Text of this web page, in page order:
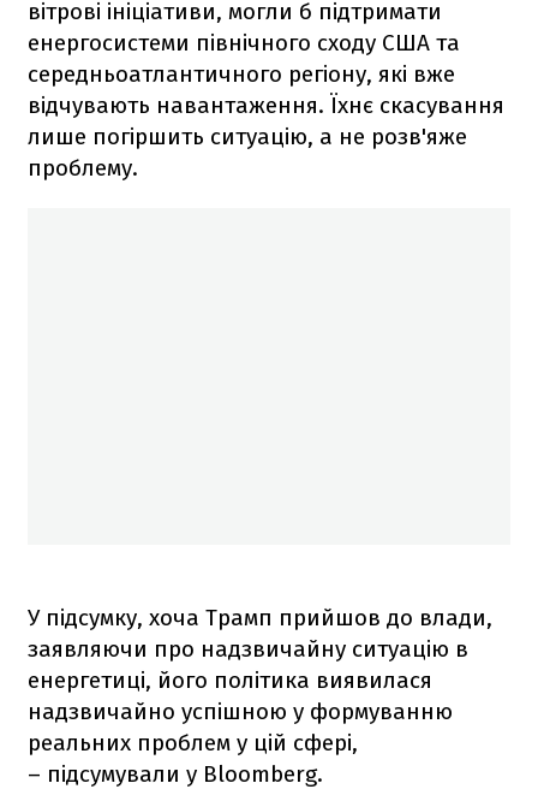
вітрові ініціативи, могли б підтримати
енергосистеми північного сходу США та
середньоатлантичного регіону, які вже
відчувають навантаження. Їхнє скасування
лише погіршить ситуацію, а не розв'яже
проблему.
У підсумку, хоча Трамп прийшов до влади,
заявляючи про надзвичайну ситуацію в
енергетиці, його політика виявилася
надзвичайно успішною у формуванню
реальних проблем у цій сфері,
– підсумували у Bloomberg.